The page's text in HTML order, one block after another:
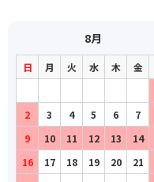
8月
日 月 火 水 木 金
2
3 4 5 6 7
9
10 11 12 13 14
16
17 18 19 20 21